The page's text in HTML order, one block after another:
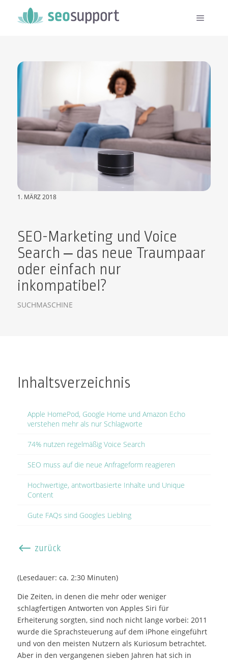
1. MÄRZ 2018
SEO-Marketing und Voice
Search – das neue Traumpaar
oder einfach nur
inkompatibel?
SUCHMASCHINE
Inhaltsverzeichnis
Apple HomePod, Google Home und Amazon Echo
verstehen mehr als nur Schlagworte
74% nutzen regelmäßig Voice Search
SEO muss auf die neue Anfrageform reagieren
Hochwertige, antwortbasierte Inhalte und Unique
Content
Gute FAQs sind Googles Liebling
# zurück
(Lesedauer: ca. 2:30 Minuten)
Die Zeiten, in denen die mehr oder weniger
schlagfertigen Antworten von Apples Siri für
Erheiterung sorgten, sind noch nicht lange vorbei: 2011
wurde die Sprachsteuerung auf dem iPhone eingeführt
und von den meisten Nutzern als Kuriosum betrachtet.
Aber in den vergangenen sieben Jahren hat sich in